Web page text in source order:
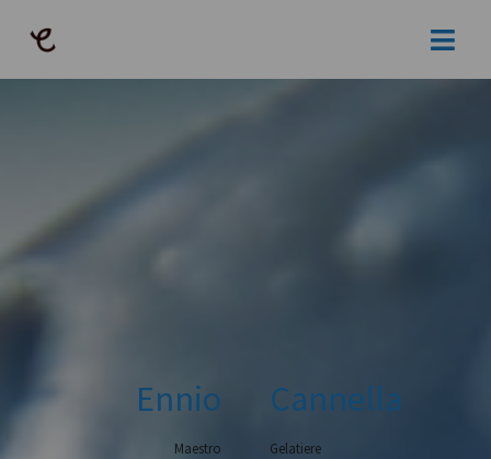
Ennio Cannella
Maestro Gelatiere